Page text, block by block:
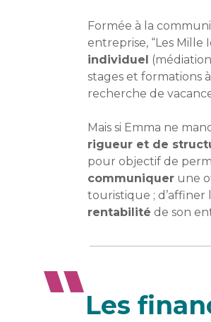
Formée à la
entreprise, “Les Mille
individuel
stages et formations
recherche de
Mais si Emma ne
rigueur et de
pour objectif de
communiquer une
touristique ; d’affiner
rentabilité de son
Les